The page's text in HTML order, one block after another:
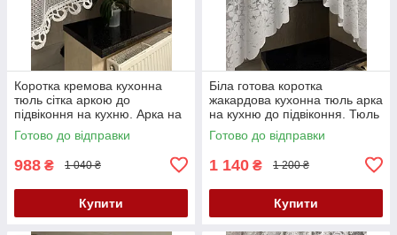
Коротка кремова кухонна
тюль сітка аркою до
підвіконня на кухню. Арка на
кухню
Готово до відправки
988 ₴ 1 040 ₴
Купити
Біла готова коротка
жакардова кухонна тюль арка
на кухню до підвіконня. Тюль
аркою
Готово до відправки
1 140 ₴ 1 200 ₴
Купити